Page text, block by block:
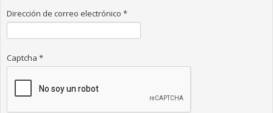
Dirección de correo electrónico *
Captcha *